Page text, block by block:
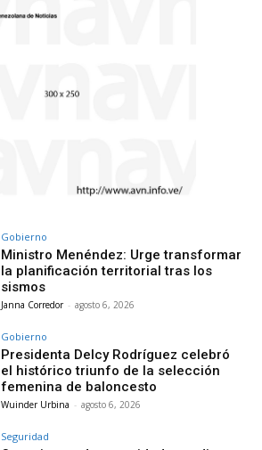
Gobierno
Ministro Menéndez: Urge transformar
la planificación territorial tras los
sismos
Janna Corredor - agosto 6, 2026
Gobierno
Presidenta Delcy Rodríguez celebró
el histórico triunfo de la selección
femenina de baloncesto
Wuinder Urbina - agosto 6, 2026
Seguridad